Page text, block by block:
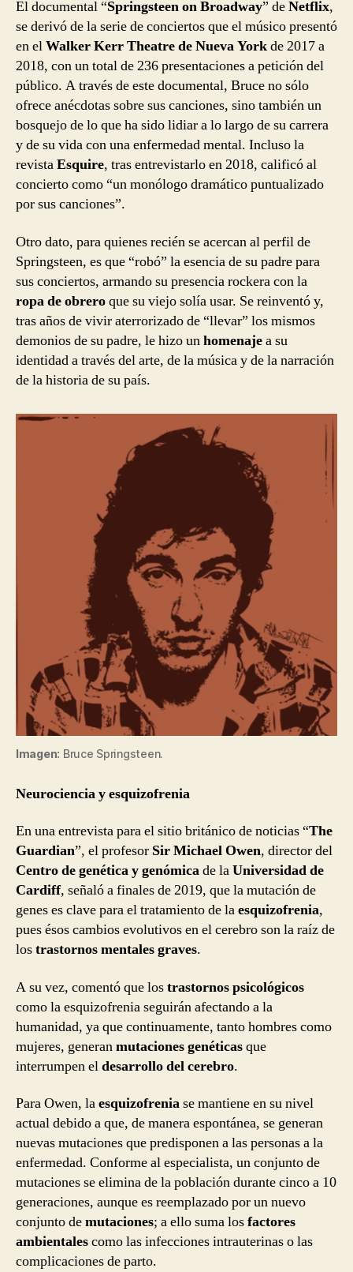
El documental “Springsteen on Broadway” deNetflix,
se derivó de la serie de conciertos que el músico presentó
en elWalker Kerr Theatre de Nueva Yorkde 2017 a
2018, con un total de 236 presentaciones a petición del
público. A través de este documental, Bruce no sólo
ofrece anécdotas sobre sus canciones, sino también un
bosquejo de lo que ha sido lidiar a lo largo de su carrera
y de su vida con una enfermedad mental. Incluso la
revistaEsquire, tras entrevistarlo en 2018, calificó al
concierto como “un monólogo dramático puntualizado
por sus canciones”.
Otro dato, para quienes recién se acercan al perfil de
Springsteen, es que “robó” la esencia de su padre para
sus conciertos, armando su presencia rockera con la
ropa de obreroque su viejo solía usar. Se reinventó y,
tras años de vivir aterrorizado de “llevar” los mismos
demonios de su padre, le hizo unhomenajea su
identidad a través del arte, de la música y de la narración
de la historia de su país.
Imagen: Bruce Springsteen.
Neurociencia y esquizofrenia
En una entrevista para el sitio británico de noticias “The
Guardian”, el profesor Sir Michael Owen, director del
Centro de genética y genómicade laUniversidad de
Cardiff, señaló a finales de 2019, que la mutación de
genes es clave para el tratamiento de laesquizofrenia,
pues ésos cambios evolutivos en el cerebro son la raíz de
lostrastornos mentales graves.
A su vez, comentó que lostrastornos psicológicos
como la esquizofrenia seguirán afectando a la
humanidad, ya que continuamente, tanto hombres como
mujeres, generanmutaciones genéticasque
interrumpen eldesarrollo del cerebro.
Para Owen, laesquizofreniase mantiene en su nivel
actual debido a que, de manera espontánea, se generan
nuevas mutaciones que predisponen a las personas a la
enfermedad. Conforme al especialista, un conjunto de
mutaciones se elimina de la población durante cinco a 10
generaciones, aunque es reemplazado por un nuevo
conjunto demutaciones; a ello suma losfactores
ambientalescomo las infecciones intrauterinas o las
complicaciones de parto.